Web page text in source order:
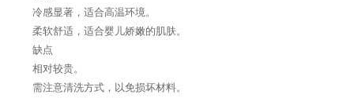
冷感显著，适合高温环境。
柔软舒适，适合婴儿娇嫩的肌肤。
缺点
相对较贵。
需注意清洗方式，以免损坏材料。